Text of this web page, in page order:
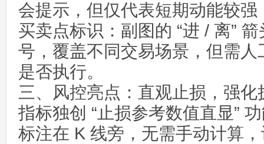
会提示，但仅代表短期动能较强
买卖点标识：副图的 “进 / 离”
号，覆盖不同交易场景，但需
是否执行。
三、风控亮点：直观止损，强化
指标独创 “止损参考数值直显”
标注在 K 线旁，无需手动计算